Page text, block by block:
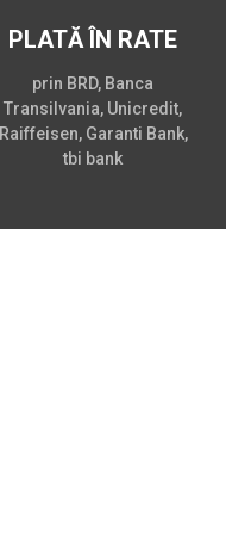
PLATĂ ÎN RATE
prin BRD, Banca
Transilvania, Unicredit,
Raiffeisen, Garanti Bank,
tbi bank